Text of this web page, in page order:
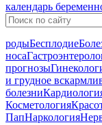
календарь
родыБесплодие
носа
прогнозы
и грудное
болезни
Косметология
ПапНаркология